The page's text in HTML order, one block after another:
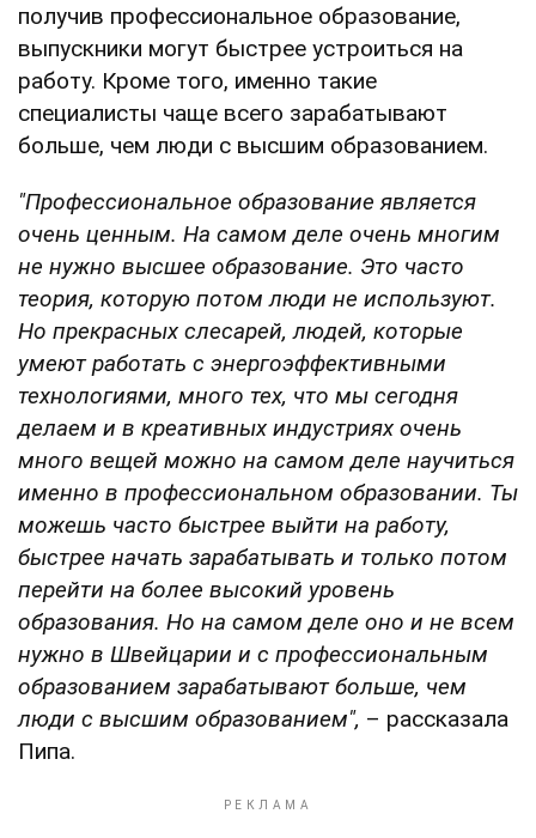
получив профессиональное образование,
выпускники могут быстрее устроиться на
работу. Кроме того, именно такие
специалисты чаще всего зарабатывают
больше, чем люди с высшим образованием.
"Профессиональное образование является
очень ценным. На самом деле очень многим
не нужно высшее образование. Это часто
теория, которую потом люди не используют.
Но прекрасных слесарей, людей, которые
умеют работать с энергоэффективными
технологиями, много тех, что мы сегодня
делаем и в креативных индустриях очень
много вещей можно на самом деле научиться
именно в профессиональном образовании. Ты
можешь часто быстрее выйти на работу,
быстрее начать зарабатывать и только потом
перейти на более высокий уровень
образования. Но на самом деле оно и не всем
нужно в Швейцарии и с профессиональным
образованием зарабатывают больше, чем
люди с высшим образованием", – рассказала
Пипа.